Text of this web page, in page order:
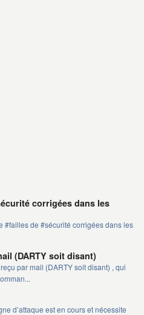
corrigées dans les
de #sécurité corrigées dans les
(DARTY soit disant)
par mail (DARTY soit disant) , qui
d’attaque est en cours et nécessite